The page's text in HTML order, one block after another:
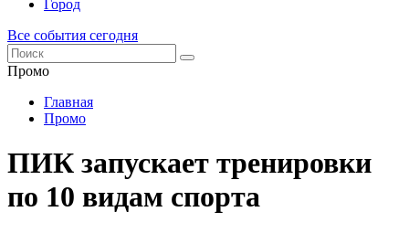
Город
Все события сегодня
Промо
Главная
Промо
ПИК запускает тренировки
по 10 видам спорта